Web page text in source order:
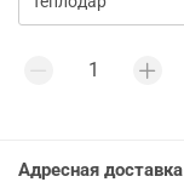
Адресная доставка